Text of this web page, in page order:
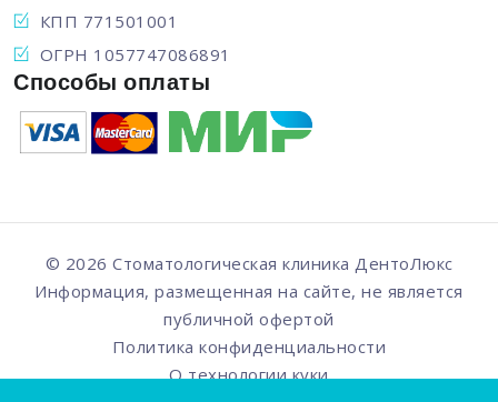
КПП 771501001
ОГРН 1057747086891
Способы оплаты
© 2026 Стоматологическая клиника ДентоЛюкс
Информация, размещенная на сайте, не является
публичной офертой
Политика конфиденциальности
О технологии куки